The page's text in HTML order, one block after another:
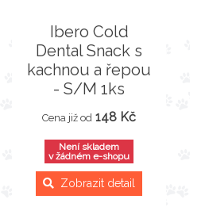
Ibero Cold
Dental Snack s
kachnou a řepou
- S/M 1ks
Cena již od 148 Kč
Není skladem
v žádném e-shopu
Zobrazit detail